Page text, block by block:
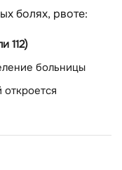
болях, рвоте:
112)
больницы